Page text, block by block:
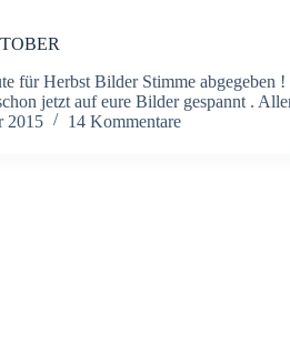
für Herbst Bilder Stimme
jetzt auf eure Bilder gespannt .
2015 14 Kommentare